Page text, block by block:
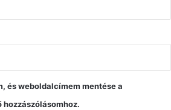
és weboldalcímem mentése a